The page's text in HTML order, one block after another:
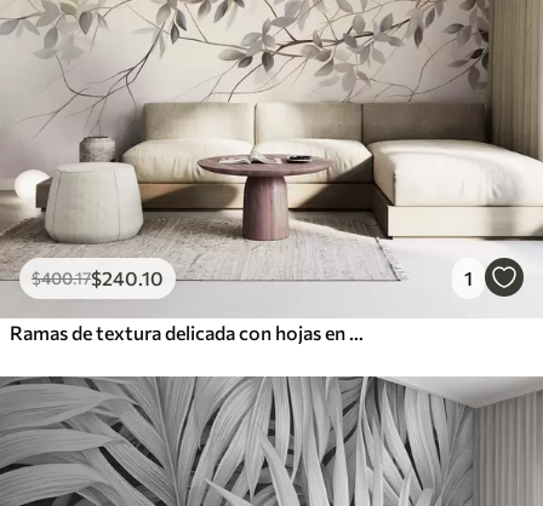
$400.17$240 .10 1